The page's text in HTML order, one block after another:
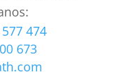
474
673